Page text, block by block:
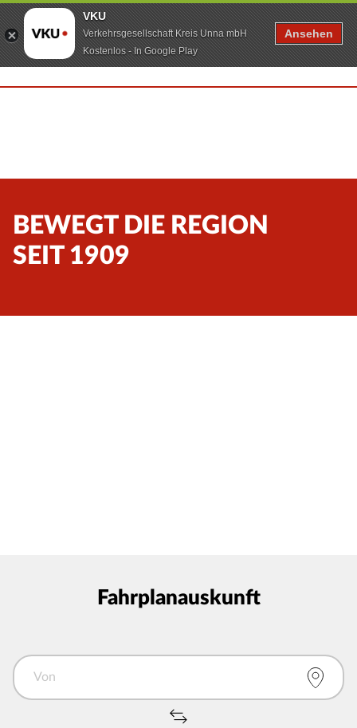
BEWEGT DIE REGION
SEIT 1909
Fahrplanauskunft
Von
Von und Nach tauschen
VKU
Verkehrsgesellschaft Kreis Unna mbH
Kostenlos - In Google Play
Ansehen